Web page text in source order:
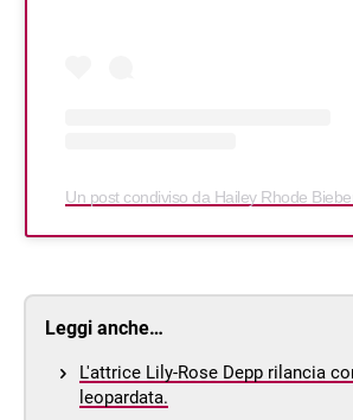
Leggi anche…
L'attrice Lily-Rose Depp rilancia
leopardata.